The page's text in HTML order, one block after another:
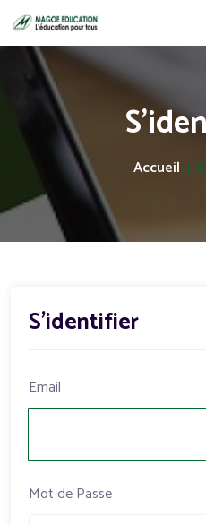
Accueil
S'identifier
Email
Mot de Passe